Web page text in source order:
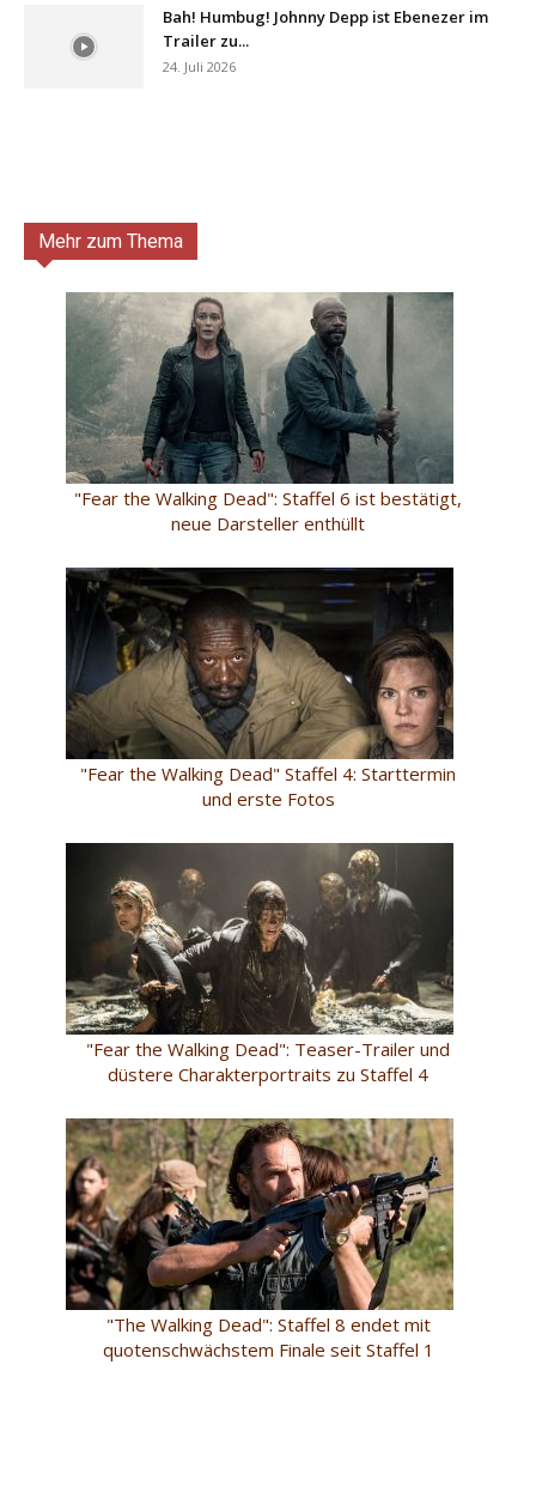
Bah! Humbug! Johnny Depp ist Ebenezer im
Trailer zu...
24. Juli 2026
Mehr zum Thema
"Fear the Walking Dead": Staffel 6 ist bestätigt,
neue Darsteller enthüllt
"Fear the Walking Dead" Staffel 4: Starttermin
und erste Fotos
"Fear the Walking Dead": Teaser-Trailer und
düstere Charakterportraits zu Staffel 4
"The Walking Dead": Staffel 8 endet mit
quotenschwächstem Finale seit Staffel 1